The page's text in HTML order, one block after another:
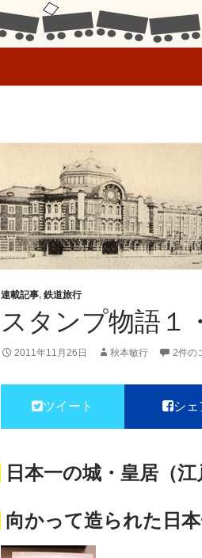
連載記事, 鉄道旅行
スタンプ物語１
2011年11月26日 秋本敏行 2件の
ツイート シェ
日本一の城・皇居（
向かって造られた日